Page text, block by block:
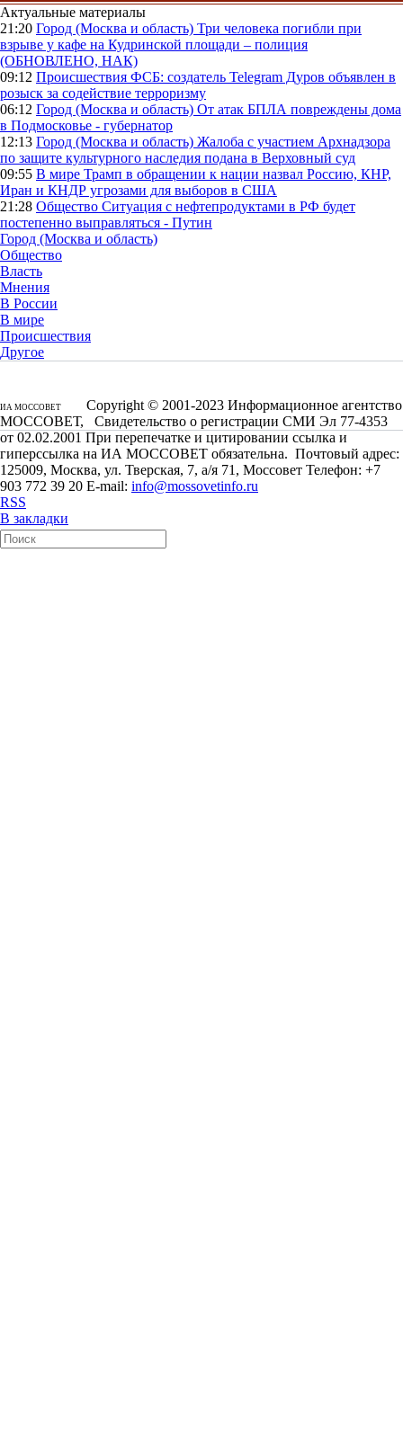
Актуальные материалы
21:20 Город (Москва и область) Три человека погибли при
взрыве у кафе на Кудринской площади – полиция
(ОБНОВЛЕНО, НАК)
09:12 Происшествия ФСБ: создатель Telegram Дуров объявлен в
розыск за содействие терроризму
06:12 Город (Москва и область) От атак БПЛА повреждены дома
в Подмосковье - губернатор
12:13 Город (Москва и область) Жалоба с участием Архнадзора
по защите культурного наследия подана в Верховный суд
09:55 В мире Трамп в обращении к нации назвал Россию, КНР,
Иран и КНДР угрозами для выборов в США
21:28 Общество Ситуация с нефтепродуктами в РФ будет
постепенно выправляться - Путин
Город (Москва и область)
Общество
Власть
Мнения
В России
В мире
Происшествия
Другое
ИА МОССОВЕТ
Copyright © 2001-2023 Информационное агентство
МОССОВЕТ, Свидетельство о регистрации СМИ Эл 77-4353
от 02.02.2001 При перепечатке и цитировании ссылка и
гиперссылка на ИА МОССОВЕТ обязательна. Почтовый адрес:
125009, Москва, ул. Тверская, 7, а/я 71, Моссовет Телефон: +7
903 772 39 20 E-mail: info@mossovetinfo.ru
RSS
В закладки